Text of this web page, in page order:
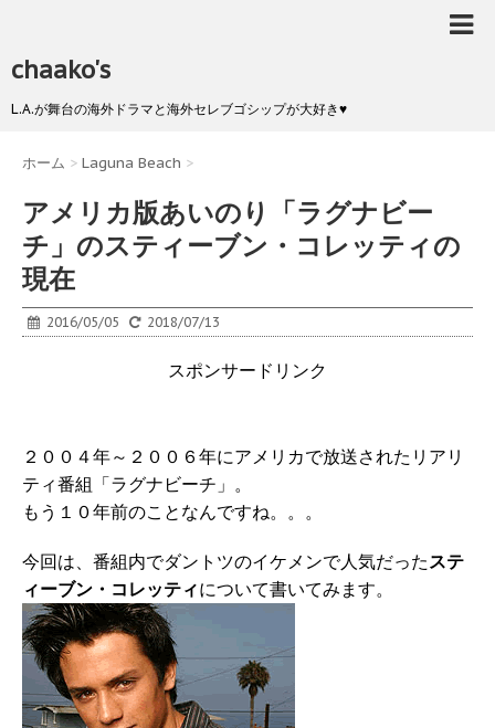
chaako's
L.A.が舞台の海外ドラマと海外セレブゴシップが大好き♥
ホーム > Laguna Beach >
アメリカ版あいのり「ラグナビー
チ」のスティーブン・コレッティの
現在
2016/05/05 2018/07/13
スポンサードリンク
２００４年～２００６年にアメリカで放送されたリアリ
ティ番組「ラグナビーチ」。
もう１０年前のことなんですね。。。
今回は、番組内でダントツのイケメンで人気だったステ
ィーブン・コレッティについて書いてみます。